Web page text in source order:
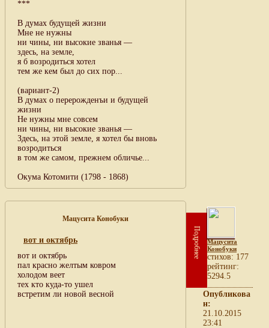
***
В думах будущей жизни
Мне не нужны
ни чины, ни высокие званья —
здесь, на земле,
я б возродиться хотел
тем же кем был до сих пор...
(вариант-2)
В думах о перерожденъи и будущей
жизни
Не нужны мне совсем
ни чины, ни высокие званья —
Здесь, на этой земле, я хотел бы вновь
возродиться
в том же самом, прежнем обличье...
Окума Котомити (1798 - 1868)
Мацусита Конобуки
вот и октябрь
вот и октябрь
пал красно желтым ковром
холодом веет
тех кто куда-то ушел
встретим ли новой весной
Подробнее
Мацусита
Конобуки
cтихов: 177
рейтинг:
5294.5
Опубликова
н:
21.10.2015
23:41